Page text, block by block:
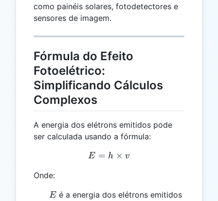
como painéis solares, fotodetectores e
sensores de imagem.
Fórmula do Efeito
Fotoelétrico:
Simplificando Cálculos
Complexos
A energia dos elétrons emitidos pode
ser calculada usando a fórmula:
E = h \times v
E = h × v
Onde:
E
E é a energia dos elétrons emitidos